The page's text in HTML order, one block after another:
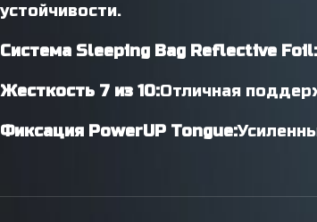
устойчивости.
Система Sleeping Bag Reflective Foil:
Жесткость 7 из 10:Отличная
Фиксация PowerUP Tongue: